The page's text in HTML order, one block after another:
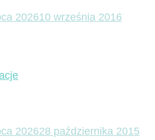
202610 września 2016
202628 października 2015